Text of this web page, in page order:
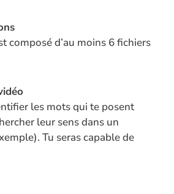
composé d’au moins 6 fichiers
les mots qui te posent
leur sens dans un
Tu seras capable de